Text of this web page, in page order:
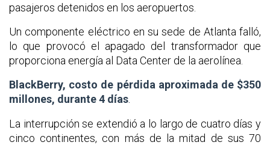
pasajeros detenidos en los aeropuertos.
Un componente eléctrico en su sede de Atlanta falló,
lo que provocó el apagado del transformador que
proporciona energía al Data Center de la aerolínea.
BlackBerry, costo de pérdida aproximada de $350
millones, durante 4 días.
La interrupción se extendió a lo largo de cuatro días y
cinco continentes, con más de la mitad de sus 70